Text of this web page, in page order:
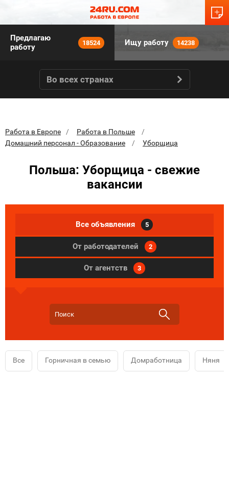
Предлагаю
работу
18524 Ищу работу 14238
Во всех странах
Работа в Европе
Работа в Польше
Домашний персонал - Образование
Уборщица
Польша: Уборщица - свежие
вакансии
Все объявления 5
От работодателей 2
От агентств 3
Все Горничная в семью Домработница Няня